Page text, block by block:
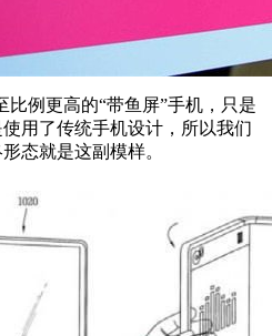
比例更高的“带鱼屏”手机，只是
用了传统手机设计，所以我们
态就是这副模样。